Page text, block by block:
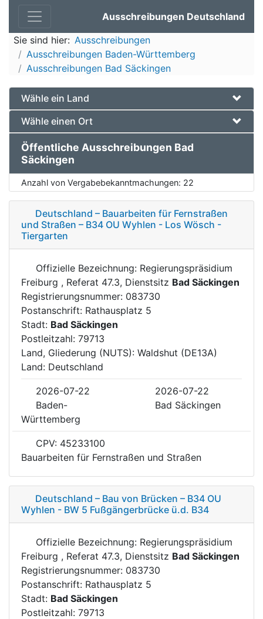
Ausschreibungen Deutschland
Sie sind hier: Ausschreibungen
Ausschreibungen Baden-Württemberg
Ausschreibungen Bad Säckingen
Wähle ein Land
Wähle einen Ort
Öffentliche Ausschreibungen Bad
Säckingen
Anzahl von Vergabebekanntmachungen: 22
Deutschland – Bauarbeiten für Fernstraßen
und Straßen – B34 OU Wyhlen - Los Wösch -
Tiergarten
Offizielle Bezeichnung: Regierungspräsidium
Freiburg , Referat 47.3, Dienstsitz Bad Säckingen
Registrierungsnummer: 083730
Postanschrift: Rathausplatz 5
Stadt: Bad Säckingen
Postleitzahl: 79713
Land, Gliederung (NUTS): Waldshut (DE13A)
Land: Deutschland
2026-07-22
2026-07-22
Baden-
Württemberg
Bad Säckingen
CPV: 45233100
Bauarbeiten für Fernstraßen und Straßen
Deutschland – Bau von Brücken – B34 OU
Wyhlen - BW 5 Fußgängerbrücke ü.d. B34
Offizielle Bezeichnung: Regierungspräsidium
Freiburg , Referat 47.3, Dienstsitz Bad Säckingen
Registrierungsnummer: 083730
Postanschrift: Rathausplatz 5
Stadt: Bad Säckingen
Postleitzahl: 79713